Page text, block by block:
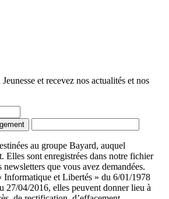
et recevez nos actualités et nos
au groupe Bayard, auquel
Elles sont enregistrées dans notre fichier
que vous avez demandées.
Informatique et Libertés » du 6/01/1978
27/04/2016, elles peuvent donner lieu à